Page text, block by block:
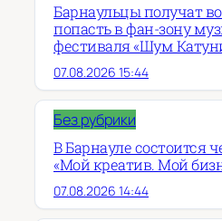
Барнаульцы получат
попасть в фан-зону
фестиваля «Шум
07.08.2026 15:44
Без рубрики
В Барнауле состоится
«Мой креатив. Мой
07.08.2026 14:44